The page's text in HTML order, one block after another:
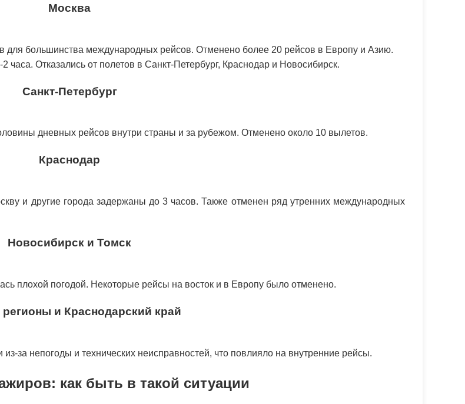
Москва
большинства международных рейсов. Отменено более 20 рейсов в Европу и Азию.
часа. Отказались от полетов в Санкт-Петербург, Краснодар и Новосибирск.
Санкт-Петербург
дневных рейсов внутри страны и за рубежом. Отменено около 10 вылетов.
Краснодар
и другие города задержаны до 3 часов. Также отменен ряд утренних международных
Новосибирск и Томск
плохой погодой. Некоторые рейсы на восток и в Европу было отменено.
и Краснодарский край
за непогоды и технических неисправностей, что повлияло на внутренние рейсы.
как быть в такой ситуации